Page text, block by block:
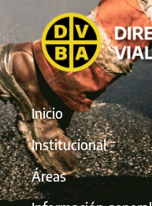
Inicio
Institucional
Áreas